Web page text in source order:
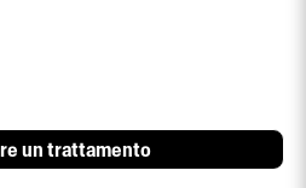
un trattamento